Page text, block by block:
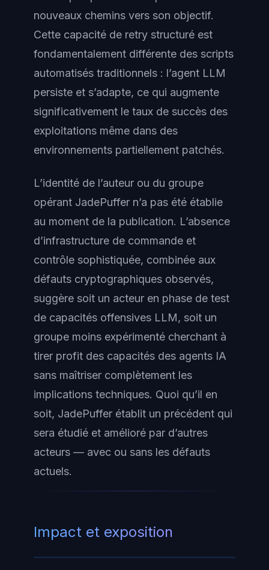
nouveaux chemins vers son objectif.
Cette capacité de retry structuré est
fondamentalement différente des scripts
automatisés traditionnels : l’agent LLM
persiste et s’adapte, ce qui augmente
significativement le taux de succès des
exploitations même dans des
environnements partiellement patchés.
L’identité de l’auteur ou du groupe
opérant JadePuffer n’a pas été établie
au moment de la publication. L’absence
d’infrastructure de commande et
contrôle sophistiquée, combinée aux
défauts cryptographiques observés,
suggère soit un acteur en phase de test
de capacités offensives LLM, soit un
groupe moins expérimenté cherchant à
tirer profit des capacités des agents IA
sans maîtriser complètement les
implications techniques. Quoi qu’il en
soit, JadePuffer établit un précédent qui
sera étudié et amélioré par d’autres
acteurs — avec ou sans les défauts
actuels.
Impact et exposition